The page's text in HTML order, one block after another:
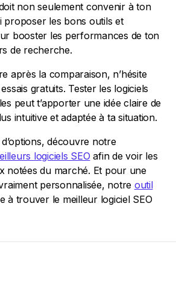
non seulement convenir à ton
proposer les bons outils et
booster les performances de ton
de recherche.
après la comparaison, n’hésite
gratuits. Tester les logiciels
peut t’apporter une idée claire de
intuitive et adaptée à ta situation.
découvre notre
logiciels SEO afin de voir les
notées du marché. Et pour une
personnalisée, notre outil
à trouver le meilleur logiciel SEO